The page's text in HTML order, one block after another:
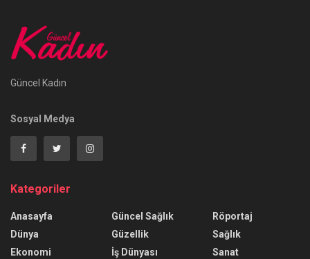
Güncel Kadın
Sosyal Medya
Kategoriler
Anasayfa
Dünya
Ekonomi
Güncel Sağlık
Güzellik
İş Dünyası
Röportaj
Sağlık
Sanat